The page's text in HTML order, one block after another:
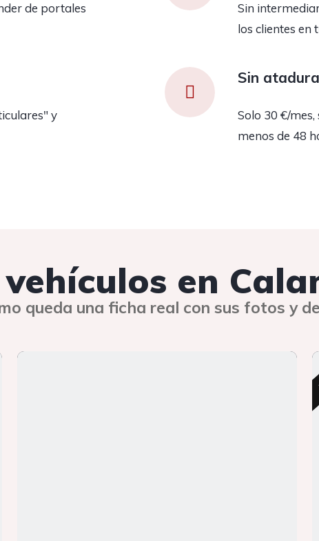
de portales
Sin
los clientes en
y
Sin
Solo 30 €/
menos de 48
en
queda una ficha real con sus fotos y